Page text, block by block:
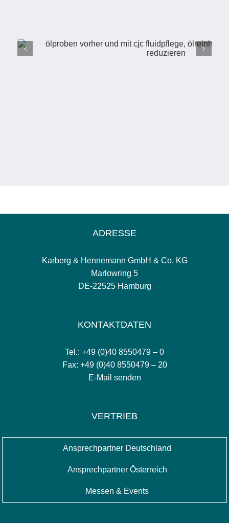
ADRESSE
Karberg & Hennemann GmbH & Co. KG
Marlowring 5
DE-22525 Hamburg
KONTAKTDATEN
Tel.: +49 (0)40 8550479 – 0
Fax: +49 (0)40 8550479 – 20
E-Mail senden
VERTRIEB
Ansprechpartner Deutschland
Ansprechpartner Österreich
Messen & Events